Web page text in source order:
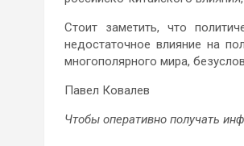
Стоит заметить, что
недостаточное влияние на
многополярного мира,
Павел Ковалев
Чтобы оперативно получать